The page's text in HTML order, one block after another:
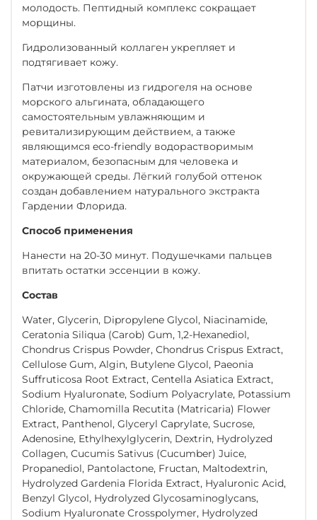
молодость. Пептидный комплекс сокращает
морщины.
Гидролизованный коллаген укрепляет и
подтягивает кожу.
Патчи изготовлены из гидрогеля на основе
морского альгината, обладающего
самостоятельным увлажняющим и
ревитализирующим действием, а также
являющимся eco-friendly водорастворимым
материалом, безопасным для человека и
окружающей среды. Лёгкий голубой оттенок
создан добавлением натурального экстракта
Гардении Флорида.
Способ применения
Нанести на 20-30 минут. Подушечками пальцев
впитать остатки эссенции в кожу.
Состав
Water, Glycerin, Dipropylene Glycol, Niacinamide,
Ceratonia Siliqua (Carob) Gum, 1,2-Hexanediol,
Chondrus Crispus Powder, Chondrus Crispus Extract,
Cellulose Gum, Algin, Butylene Glycol, Paeonia
Suffruticosa Root Extract, Centella Asiatica Extract,
Sodium Hyaluronate, Sodium Polyacrylate, Potassium
Chloride, Chamomilla Recutita (Matricaria) Flower
Extract, Panthenol, Glyceryl Caprylate, Sucrose,
Adenosine, Ethylhexylglycerin, Dextrin, Hydrolyzed
Collagen, Cucumis Sativus (Cucumber) Juice,
Propanediol, Pantolactone, Fructan, Maltodextrin,
Hydrolyzed Gardenia Florida Extract, Hyaluronic Acid,
Benzyl Glycol, Hydrolyzed Glycosaminoglycans,
Sodium Hyaluronate Crosspolymer, Hydrolyzed